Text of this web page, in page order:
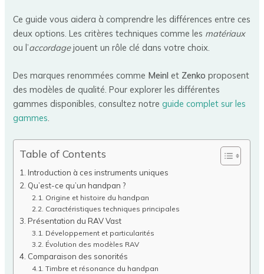
Ce guide vous aidera à comprendre les différences entre ces
deux options. Les critères techniques comme les matériaux
ou l’accordagejouent un rôle clé dans votre choix.
Des marques renommées comme Meinl et Zenko proposent
des modèles de qualité. Pour explorer les différentes
gammes disponibles, consultez notreguide complet sur les
gammes.
Table of Contents
Introduction à ces instruments uniques
Qu’est-ce qu’un handpan ?
Origine et histoire du handpan
Caractéristiques techniques principales
Présentation du RAV Vast
Développement et particularités
Évolution des modèles RAV
Comparaison des sonorités
Timbre et résonance du handpan